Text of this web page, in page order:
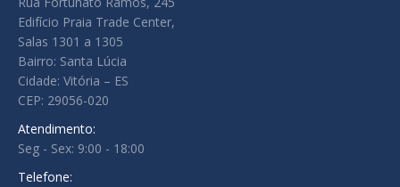
Edifício Praia Trade Center,
Salas 1301 a 1305
Bairro: Santa Lúcia
Cidade: Vitória – ES
CEP: 29056-020
Atendimento:
Seg - Sex: 9:00 - 18:00
Telefone: